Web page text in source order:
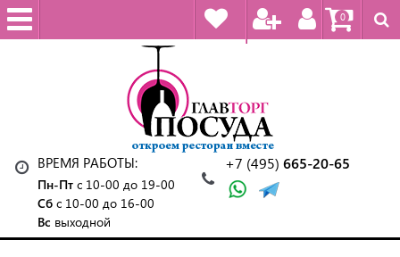
0
ВРЕМЯ РАБОТЫ:
Пн-Пт с 10-00 до 19-00
Сб с 10-00 до 16-00
Вс выходной
+7 (495) 665-20-65